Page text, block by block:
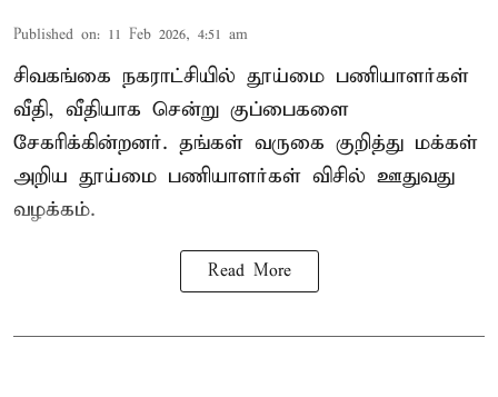
Published on: 11 Feb 2026, 4:51 am
சிவகங்கை நகராட்சியில் தூய்மை பணியாளர்கள்
வீதி, வீதியாக சென்று குப்பைகளை
சேகரிக்கின்றனர். தங்கள் வருகை குறித்து மக்கள்
அறிய தூய்மை பணியாளர்கள் விசில் ஊதுவது
வழக்கம்.
Read More